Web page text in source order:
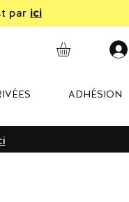
par ici
ADHÉSION